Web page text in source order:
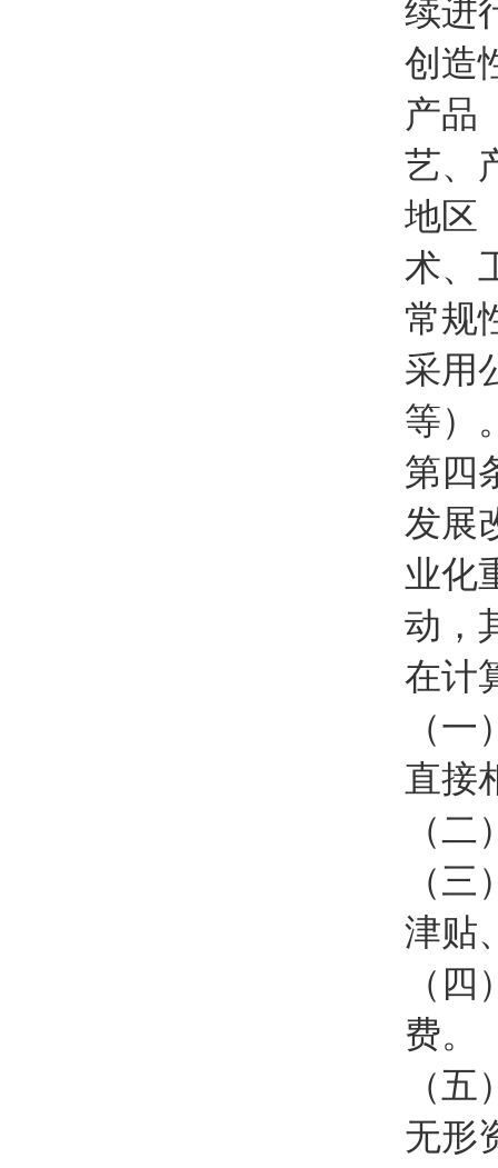
续进
创造
产品
艺、
地区
术、
常规
采用
等）
第四
发展
业化
动，
在计
（
直接
（
（
津贴
（
费。
（
无形